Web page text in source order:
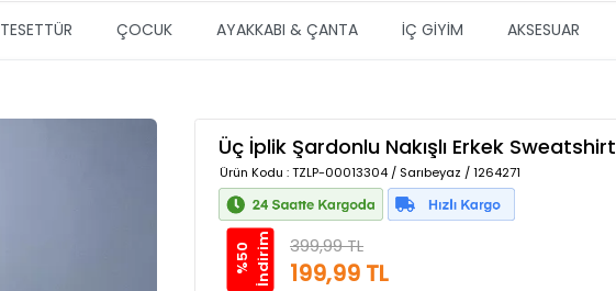
TESETTÜR ÇOCUK AYAKKABI & ÇANTA İÇ GİYİM AKSESUAR
Üç İplik Şardonlu Nakışlı Erkek Sweatshirt
Ürün Kodu : TZLP-00013304 / Sarıbeyaz / 1264271
%
5
0
İ
n
d
i
r
i m 399,99 TL
199,99 TL